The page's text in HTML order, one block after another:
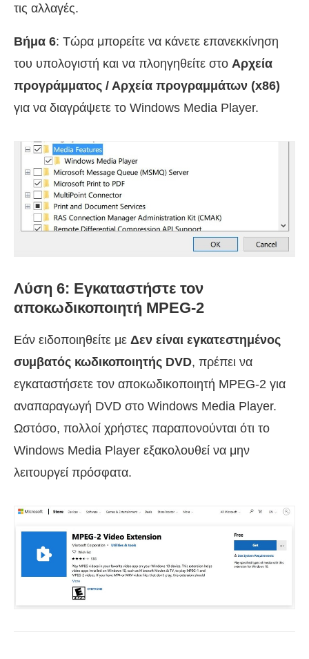
τις αλλαγές.
Βήμα 6: Τώρα μπορείτε να κάνετε επανεκκίνηση
του υπολογιστή και να πλοηγηθείτε στο Αρχεία
προγράμματος / Αρχεία προγραμμάτων (x86)
για να διαγράψετε το Windows Media Player.
Λύση 6: Εγκαταστήστε τον
αποκωδικοποιητή MPEG-2
Εάν ειδοποιηθείτε με Δεν είναι εγκατεστημένος
συμβατός κωδικοποιητής DVD, πρέπει να
εγκαταστήσετε τον αποκωδικοποιητή MPEG-2 για
αναπαραγωγή DVD στο Windows Media Player.
Ωστόσο, πολλοί χρήστες παραπονούνται ότι το
Windows Media Player εξακολουθεί να μην
λειτουργεί πρόσφατα.